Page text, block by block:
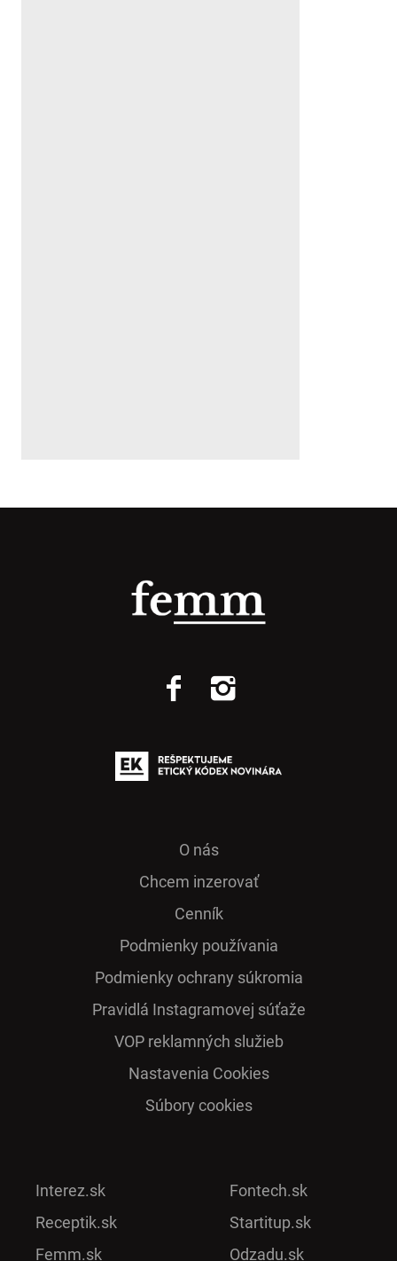
O nás
Chcem inzerovať
Cenník
Podmienky používania
Podmienky ochrany súkromia
Pra­vidlá Ins­ta­gra­mo­vej sú­ťaže
VOP reklamných služieb
Nastavenia Cookies
Súbory cookies
Interez.sk
Receptik.sk
Femm.sk
Fontech.sk
Startitup.sk
Odzadu.sk